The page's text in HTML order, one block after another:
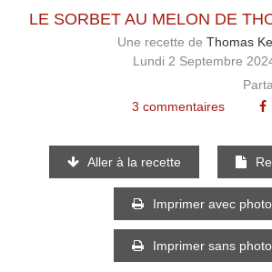
LE SORBET AU MELON DE
Une recette de Thomas
Lundi 2 Septembre
3 commentaires
Aller à la recette
Imprimer avec
Imprimer sans